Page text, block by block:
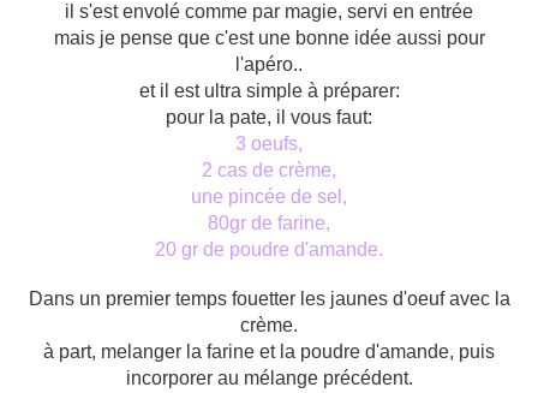
il s'est envolé comme par magie, servi en entrée
mais je pense que c'est une bonne idée aussi pour
l'apéro..
et il est ultra simple à préparer:
pour la pate, il vous faut:
3 oeufs,
2 cas de crème,
une pincée de sel,
80gr de farine,
20 gr de poudre d'amande.
Dans un premier temps fouetter les jaunes d'oeuf avec la
crème.
à part, melanger la farine et la poudre d'amande, puis
incorporer au mélange précédent.